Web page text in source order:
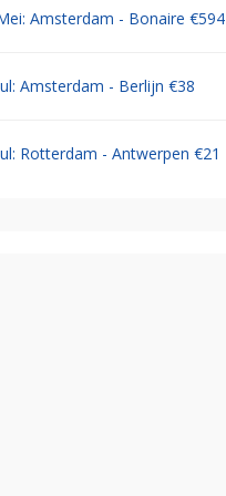
Amsterdam - Bonaire €594
Amsterdam - Berlijn €38
Rotterdam - Antwerpen €21